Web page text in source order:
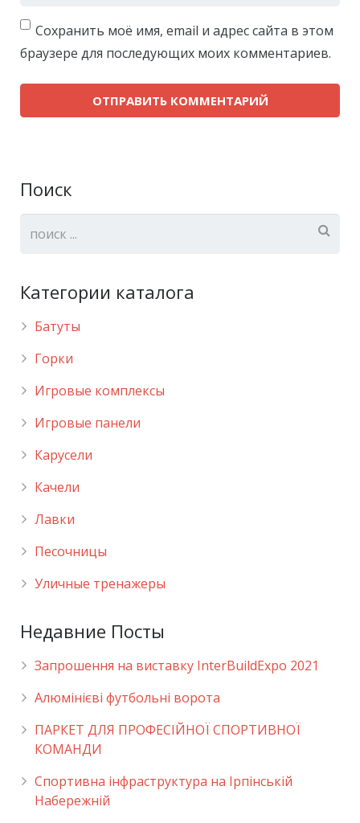
Сохранить моё имя, email и адрес сайта в этом
браузере для последующих моих комментариев.
Поиск
Категории каталога
Батуты
Горки
Игровые комплексы
Игровые панели
Карусели
Качели
Лавки
Песочницы
Уличные тренажеры
Недавние Посты
Запрошення на виставку InterBuildExpo 2021
Алюмінієві футбольні ворота
ПАРКЕТ ДЛЯ ПРОФЕСІЙНОЇ СПОРТИВНОЇ
КОМАНДИ
Спортивна інфраструктура на Ірпінській
Набережній